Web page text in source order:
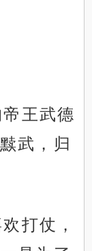
王武德
武，归
打仗，